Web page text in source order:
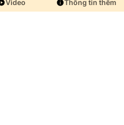
Video Thông tin thêm